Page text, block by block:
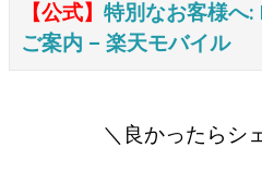
【公式】 特別なお客様へ
ご案内 – 楽天モバイル
＼良かったらシ